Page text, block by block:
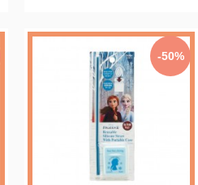
-50%